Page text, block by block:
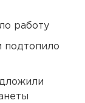
работу
подтопило